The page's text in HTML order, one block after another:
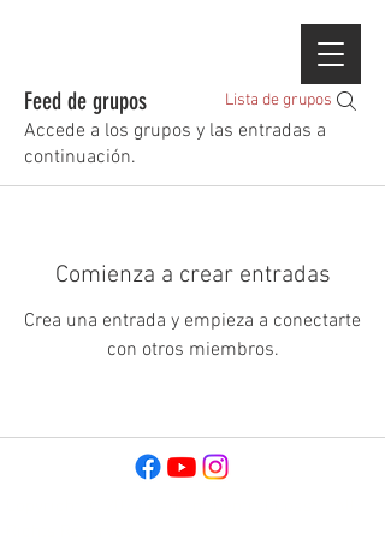
Feed de grupos Lista de grupos
Accede a los grupos y las entradas a
continuación.
Comienza a crear entradas
Crea una entrada y empieza a conectarte
con otros miembros.